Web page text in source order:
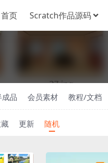
首页 Scratch作品源码
品 会员素材 教程/文档
更新 随机